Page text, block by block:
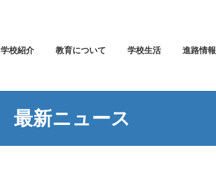
学校紹介 教育について 学校生活 進路情報
最新ニュース